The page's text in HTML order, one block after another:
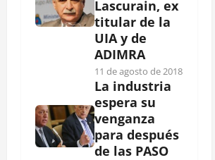
Lascurain, ex
titular de la
UIA y de
ADIMRA
11 de agosto de 2018
La industria
espera su
venganza
para después
de las PASO